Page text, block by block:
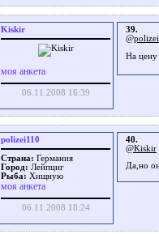
Kiskir
моя анкета
06.11.2008 16:39
39.
На цену
polizei110
Страна: Германия
Город: Лейпциг
Рыба: Хищную
моя анкета
06.11.2008 18:24
40.
@Kiskir
Да,но